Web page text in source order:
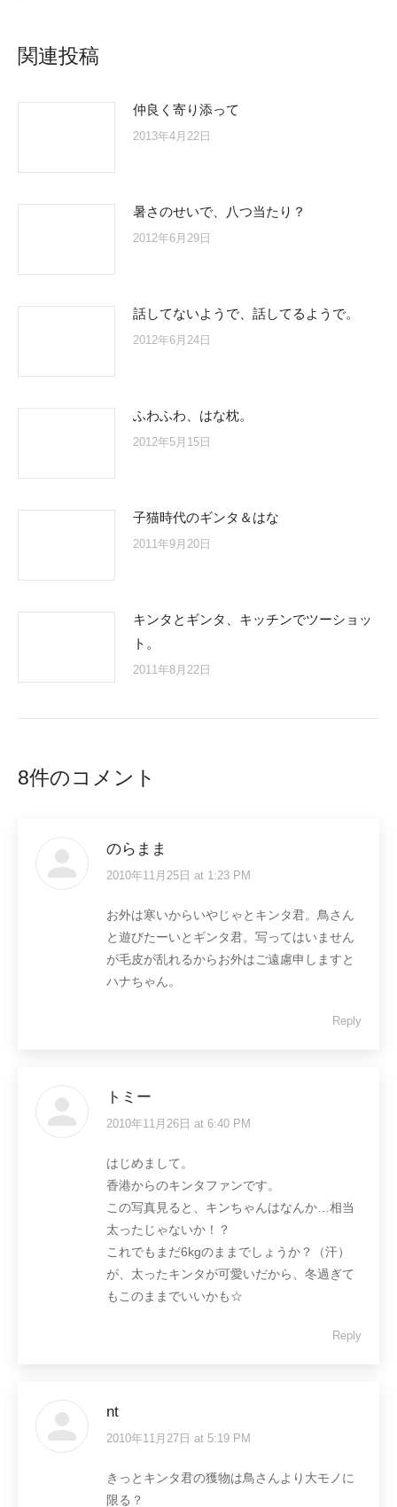
関連投稿
仲良く寄り添って
2013年4月22日
暑さのせいで、八つ当たり？
2012年6月29日
話してないようで、話してるようで。
2012年6月24日
ふわふわ、はな枕。
2012年5月15日
子猫時代のギンタ＆はな
2011年9月20日
キンタとギンタ、キッチンでツーショッ
ト。
2011年8月22日
8件のコメント
のらまま
says:
2010年11月25日 at 1:23 PM
お外は寒いからいやじゃとキンタ君。鳥さん
と遊びたーいとギンタ君。写ってはいません
が毛皮が乱れるからお外はご遠慮申しますと
ハナちゃん。
Reply
トミー
says:
2010年11月26日 at 6:40 PM
はじめまして。
香港からのキンタファンです。
この写真見ると、キンちゃんはなんか…相当
太ったじゃないか！？
これでもまだ6kgのままでしょうか？（汗）
が、太ったキンタが可愛いだから、冬過ぎて
もこのままでいいかも☆
Reply
nt
says:
2010年11月27日 at 5:19 PM
きっとキンタ君の獲物は鳥さんより大モノに
限る？